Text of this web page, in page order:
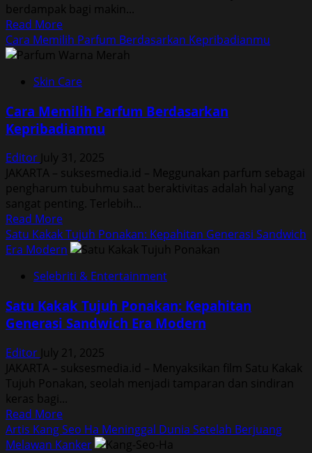
–
Istri
Masa
Depan
berdampak bagi makin...
Read MoreRead
more
about
Mitos
Multivitamin
Wajib
Tahu
Cara Memilih Parfum Berdasarkan Kepribadianmu
Skin Care
Cara Memilih Parfum Berdasarkan
Kepribadianmu
Editor July 31, 2025
JAKARTA – suksesmedia.id – Meggunakan parfum sebagai
pengharum tubuhmu saat beraktivitas adalah hal yang
sangat penting. Terlebih...
Read MoreRead
more
about
Memilih
Berdasarkan
Kepribadianmu
Satu Kakak Tujuh Ponakan: Kepahitan Generasi Sandwich
Era Modern
Selebriti & Entertainment
Satu Kakak Tujuh Ponakan: Kepahitan
Generasi Sandwich Era Modern
Editor July 21, 2025
JAKARTA – suksesmedia.id – Menyaksikan film Satu Kakak
Tujuh Ponakan, seolah menjadi tamparan dan sindiran
keras bagi...
Read MoreRead
more
about
Artis Kang Seo Ha Meninggal Dunia Setelah Berjuang
Melawan Kanker